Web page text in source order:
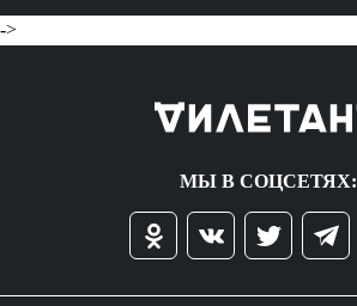
->
МЫ В СОЦСЕТЯХ: